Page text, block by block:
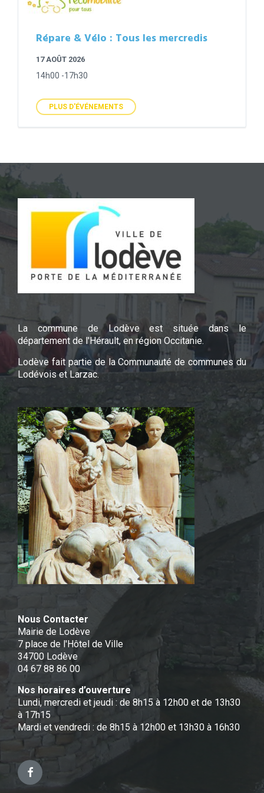
Répare & Vélo : Tous les mercredis
17 AOÛT 2026
14h00 -17h30
PLUS D'ÉVÉNEMENTS
La commune de Lodève est située dans le
département de l'Hérault, en région Occitanie.
Lodève fait partie de la Communauté de communes du
Lodévois et Larzac.
Nous Contacter
Mairie de Lodève
7 place de l'Hôtel de Ville
34700 Lodève
04 67 88 86 00
Nos horaires d’ouverture
Lundi, mercredi et jeudi : de 8h15 à 12h00 et de 13h30
à 17h15
Mardi et vendredi : de 8h15 à 12h00 et 13h30 à 16h30
Facebook